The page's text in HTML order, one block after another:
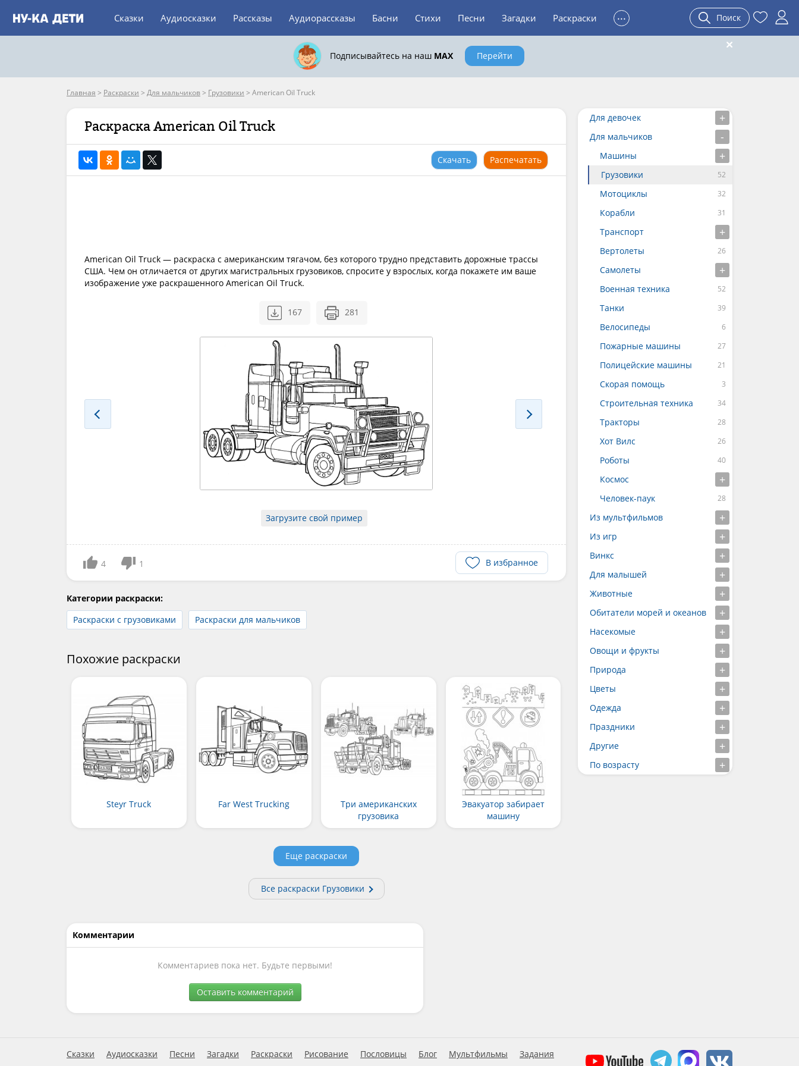
Сказки Аудиосказки Рассказы Аудиорассказы Басни Стихи Песни Загадки Раскраски ... Поиск
Подписывайтесь на наш MAX Перейти
Главная > Раскраски > Для мальчиков> Грузовики > American Oil Truck
Раскраска American Oil Truck
Скачать Распечатать
American Oil Truck — раскраска с американским тягачом, без которого трудно представить дорожные трассы
США. Чем он отличается от других магистральных грузовиков, спросите у взрослых, когда покажете им ваше
изображение уже раскрашенного American Oil Truck.
167 281
Загрузите свой пример
4 1 В избранное
Категории раскраски:
Раскраски с грузовиками
Раскраски для мальчиков
Похожие раскраски
Steyr Truck Far West Trucking
Три американских
грузовика
Эвакуатор забирает
машину
Еще раскраски
Все раскраски Грузовики
Комментарии
Комментариев пока нет. Будьте первыми!
Оставить комментарий
Для девочек
Для мальчиков
Машины
Грузовики
Мотоциклы
Корабли
Транспорт
Вертолеты
Самолеты
Военная техника
Танки
Велосипеды
Пожарные машины
Полицейские машины
Скорая помощь
Строительная техника
Тракторы
Хот Вилс
Роботы
Космос
Человек-паук
Из мультфильмов
Из игр
Винкс
Для малышей
Животные
Обитатели морей и океанов
Насекомые
Овощи и фрукты
Природа
Цветы
Одежда
Праздники
Другие
По возрасту
Сказки Аудиосказки Песни Загадки Раскраски Рисование Пословицы Блог Мультфильмы
Задания